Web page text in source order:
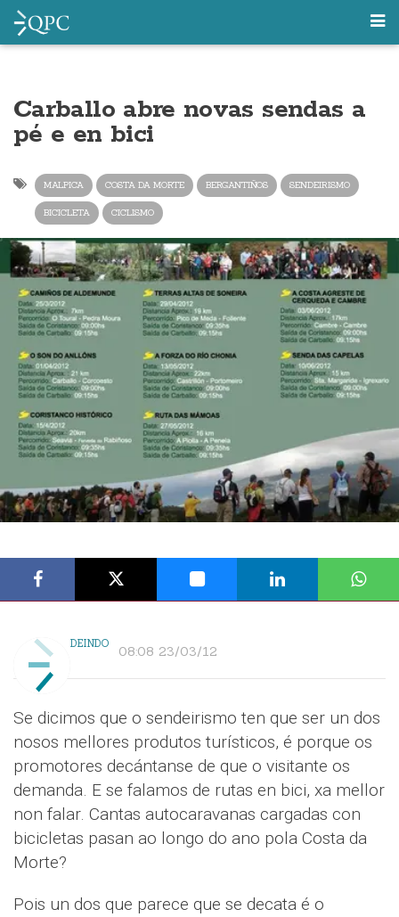
Carballo abre novas sendas a
pé e en bici
MALPICA COSTA DA MORTE BERGANTIÑOS SENDEIRISMO
BICICLETA CICLISMO
DEINDO 08:08 23/03/12
Se dicimos que o sendeirismo ten que ser un dos
nosos mellores produtos turísticos, é porque os
promotores decántanse de que o visitante os
demanda. E se falamos de rutas en bici, xa mellor
non falar. Cantas autocaravanas cargadas con
bicicletas pasan ao longo do ano pola Costa da
Morte?
Pois un dos que parece que se decata é o